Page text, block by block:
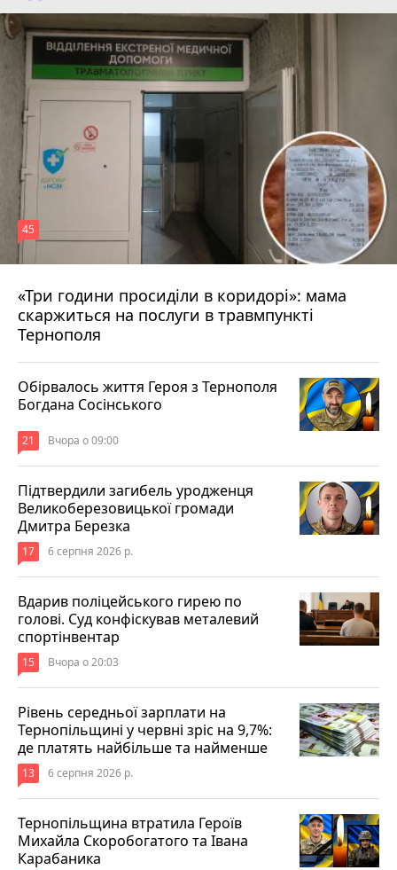
«Три години просиділи в коридорі»: мама
скаржиться на послуги в травмпункті
Тернополя
45
Вчора о 13:05
Обірвалось життя Героя з Тернополя
Богдана Сосінського
21 Вчора о 09:00
Підтвердили загибель уродженця
Великоберезовицької громади
Дмитра Березка
17 6 серпня 2026 р.
Вдарив поліцейського гирею по
голові. Суд конфіскував металевий
спортінвентар
15 Вчора о 20:03
Рівень середньої зарплати на
Тернопільщині у червні зріс на 9,7%:
де платять найбільше та найменше
13 6 серпня 2026 р.
Тернопільщина втратила Героїв
Михайла Скоробогатого та Івана
Карабаника